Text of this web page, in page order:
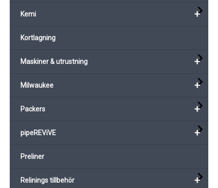
+
Kemi
Kortlagning
+
Maskiner & utrustning
+
Milwaukee
+
Packers
+
pipeREViVE
Preliner
+
Relinings tillbehör